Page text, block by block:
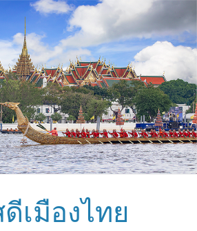
เมืองไทย